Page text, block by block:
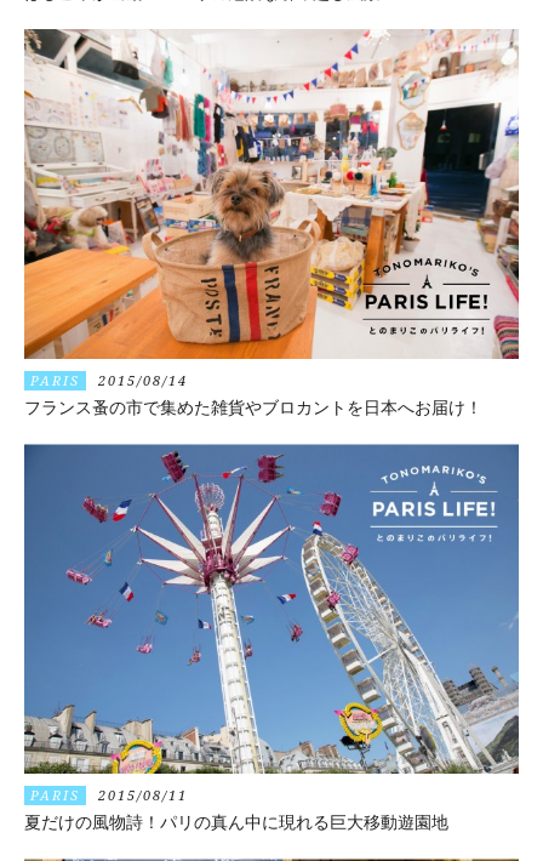
PARIS 2015/08/14
フランス蚤の市で集めた雑貨やブロカントを日本へお届け！
PARIS 2015/08/11
夏だけの風物詩！パリの真ん中に現れる巨大移動遊園地